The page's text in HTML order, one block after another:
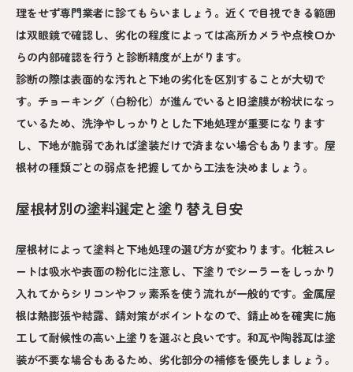
理をせず専門業者に診てもらいましょう。近くで目視できる範囲
は双眼鏡で確認し、劣化の程度によっては高所カメラや点検口か
らの内部確認を行うと診断精度が上がります。
診断の際は表面的な汚れと下地の劣化を区別することが大切で
す。チョーキング（白粉化）が進んでいると旧塗膜が粉状になっ
ているため、洗浄やしっかりとした下地処理が重要になります
し、下地が脆弱であれば塗装だけで済まない場合もあります。屋
根材の種類ごとの弱点を把握してから工法を決めましょう。
屋根材別の塗料選定と塗り替え目安
屋根材によって塗料と下地処理の選び方が変わります。化粧スレ
ートは吸水や表面の粉化に注意し、下塗りでシーラーをしっかり
入れてからシリコンやフッ素系を使う流れが一般的です。金属屋
根は熱膨張や結露、錆対策がポイントなので、錆止めを確実に施
工して耐候性の高い上塗りを選ぶと良いです。和瓦や陶器瓦は塗
装が不要な場合もあるため、劣化部分の補修を優先しましょう。